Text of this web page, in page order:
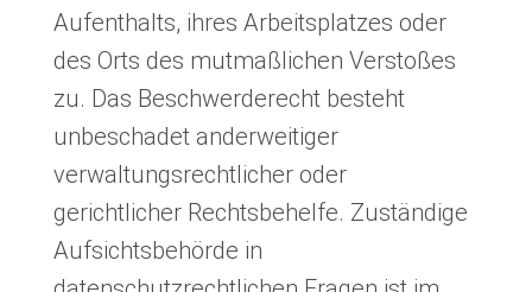
Aufenthalts, ihres Arbeitsplatzes oder
des Orts des mutmaßlichen Verstoßes
zu. Das Beschwerderecht besteht
unbeschadet anderweitiger
verwaltungsrechtlicher oder
gerichtlicher Rechtsbehelfe. Zuständige
Aufsichtsbehörde in